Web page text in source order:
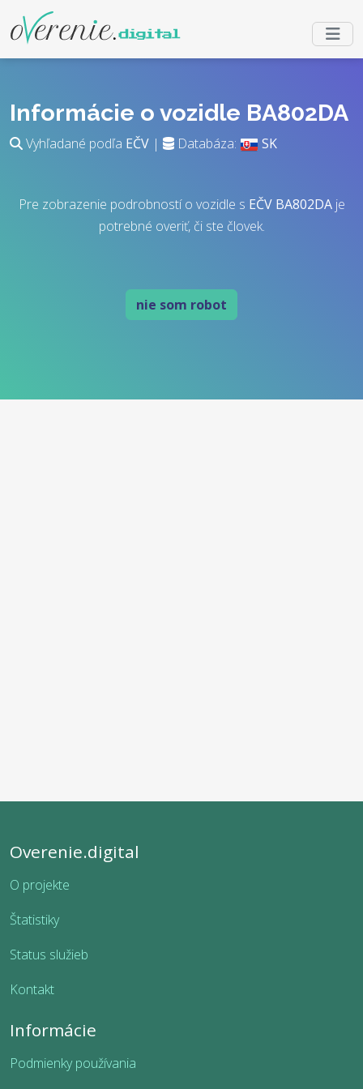
Informácie o vozidle BA802DA
Vyhľadané podľa EČV | Databáza: SK
Pre zobrazenie podrobností o vozidle s EČV BA802DAje
potrebné overiť, či ste človek.
nie som robot
Overenie.digital
O projekte
Štatistiky
Status služieb
Kontakt
Informácie
Podmienky používania